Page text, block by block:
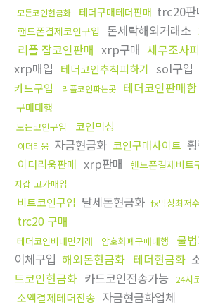
모든코인현금화 테더구매테더판매 trc20판
핸드폰결제코인구입 돈세탁해외거래소
리플 잡코인판매 xrp구매 세무조사
xrp매입
테더코인추척피하기 sol구입
카드구입
리플코인파는곳 테더코인판매함
구매대행
모든코인구입 코인믹싱
이더리움 자금현금화 코인구매사이트
이더리움판매 xrp판매 핸드폰결제비트
지갑 고가매입
비트코인구입 탈세돈현금화 fx믹싱최저
trc20 구매
테더코인비대면거래 암호화폐구매대행 불
이체구입 해외돈현금화 테더현금화
트코인현금화 카드코인전송가능 24시
소액결제테더전송 자금현금화업체